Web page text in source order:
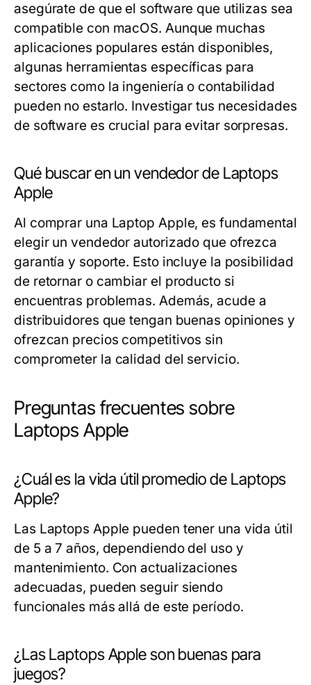
asegúrate de que el software que utilizas sea
compatible con macOS. Aunque muchas
aplicaciones populares están disponibles,
algunas herramientas específicas para
sectores como la ingeniería o contabilidad
pueden no estarlo. Investigar tus necesidades
de software es crucial para evitar sorpresas.
Qué buscar en un vendedor de Laptops
Apple
Al comprar una Laptop Apple, es fundamental
elegir un vendedor autorizado que ofrezca
garantía y soporte. Esto incluye la posibilidad
de retornar o cambiar el producto si
encuentras problemas. Además, acude a
distribuidores que tengan buenas opiniones y
ofrezcan precios competitivos sin
comprometer la calidad del servicio.
Preguntas frecuentes sobre
Laptops Apple
¿Cuál es la vida útil promedio de Laptops
Apple?
Las Laptops Apple pueden tener una vida útil
de 5 a 7 años, dependiendo del uso y
mantenimiento. Con actualizaciones
adecuadas, pueden seguir siendo
funcionales más allá de este período.
¿Las Laptops Apple son buenas para
juegos?